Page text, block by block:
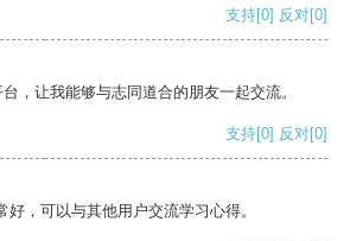
支持[0] 反对[0]
，让我能够与志同道合的朋友一起交流。
支持[0] 反对[0]
，可以与其他用户交流学习心得。